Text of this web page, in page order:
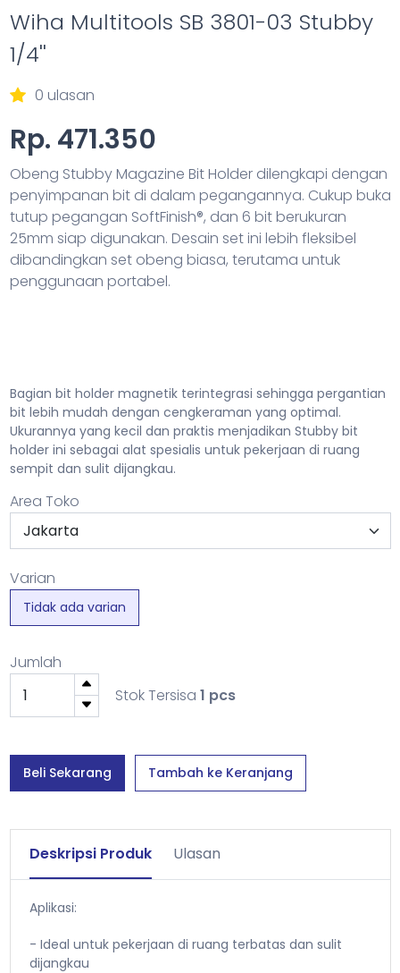
Wiha Multitools SB 3801-03 Stubby
1/4''
0 ulasan
Rp. 471.350
Obeng Stubby Magazine Bit Holder dilengkapi dengan
penyimpanan bit di dalam pegangannya. Cukup buka
tutup pegangan SoftFinish®, dan 6 bit berukuran
25mm siap digunakan. Desain set ini lebih fleksibel
dibandingkan set obeng biasa, terutama untuk
penggunaan portabel.
Bagian bit holder magnetik terintegrasi sehingga pergantian
bit lebih mudah dengan cengkeraman yang optimal.
Ukurannya yang kecil dan praktis menjadikan Stubby bit
holder ini sebagai alat spesialis untuk pekerjaan di ruang
sempit dan sulit dijangkau.
Area Toko
Varian
Tidak ada varian
Jumlah
Stok Tersisa 1 pcs
Beli Sekarang Tambah ke Keranjang
Deskripsi Produk Ulasan
Aplikasi:
- Ideal untuk pekerjaan di ruang terbatas dan sulit
dijangkau